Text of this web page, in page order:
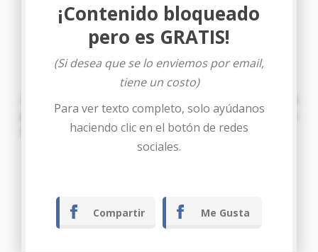
presente escrito, darle el trámite de ley correspondiente y en
definitiva resolver de conformidad.
¡Contenido bloqueado
pero es GRATIS!
(Si desea que se lo enviemos por email,
tiene un costo)
Para ver texto completo, solo ayúdanos
haciendo clic en el botón de redes
sociales.
Compartir Me Gusta